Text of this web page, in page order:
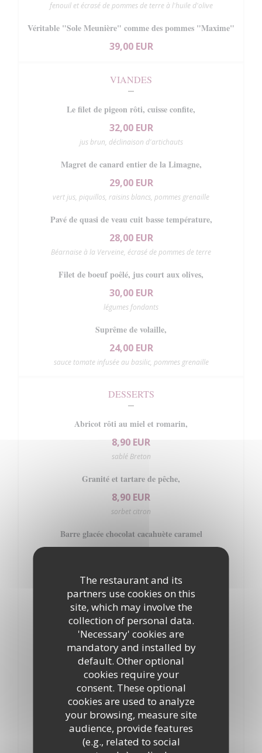
The restaurant and its
partners use cookies on this
site, which may involve the
collection of personal data.
'Necessary' cookies are
mandatory and installed by
default. Other optional
cookies require your
consent. These optional
cookies are used to analyze
your browsing, measure site
audience, provide features
(e.g., related to social
fenouil et écrasé de pommes de terre à l'huile d'olive
Véritable "Sole Meunière" comme des pommes "Maxime"
39,00 EUR
VIANDES
Le filet de pigeon rôti, cuisse confite,
32,00 EUR
jus brun, déclinaison d'artichauts
Magret de canard entier de la Limagne,
29,00 EUR
vert jus, piquillos, raisins blancs, pommes grenaille
Pavé de quasi de veau cuit basse température,
28,00 EUR
Béarnaise à la Verveine, écrasé de pommes de terre
Filet de boeuf poêlé, jus court aux olives,
30,00 EUR
légumes fondants
Suprême de volaille,
24,00 EUR
sauce tomate infusée au basilic, pommes grenaille
DESSERTS
Abricot rôti au miel et romarin,
8,90 EUR
sablé Breton
Granité et tartare de pêche,
8,90 EUR
sorbet citron
Barre glacée chocolat cacahuète caramel
Crème de cassis et son biscuit,
8,90 EUR
framboises fraiches et crème vanillée
Clafoutis aux fruits de saison
8,00 EUR
Les fromages affinés "Sélection des Chefs"
8,00 EUR
Faisselle de vache
4,50 EUR
sucre, miel, coulis de fruits, créme (au choix)